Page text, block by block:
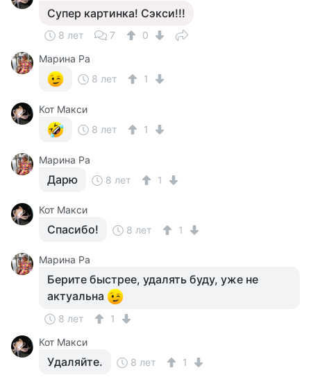
Супер картинка! Сэкси!!!
8 лет 7
0
Марина Ра
8 лет
1
Кот Макси
8 лет
1
Марина Ра
Дарю 8 лет 1
Кот Макси
Спасибо! 8 лет 1
Марина Ра
Берите быстрее, удалять буду, уже не
актуальна
8 лет
1
Кот Макси
Удаляйте. 8 лет 1